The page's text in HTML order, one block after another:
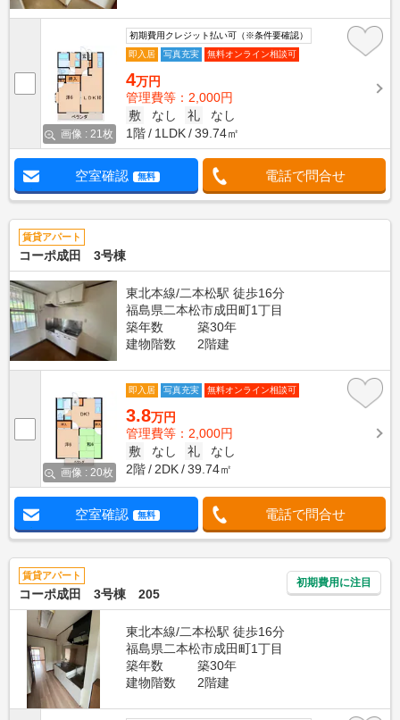
画像 : 21枚
初期費用クレジット払い可（※条件要確認）
即入居
写真充実 無料オンライン相談可
4万円
管理費等：2,000円
敷
なし 礼
なし
1階
1LDK 39.74㎡
空室確認 無料 電話で問合せ
賃貸アパート
コーポ成田 3号棟
東北本線/二本松駅 徒歩16分
福島県二本松市成田町1丁目
築年数
築30年
建物階数
2階建
画像 : 20枚
即入居 写真充実 無料オンライン相談可
3.8万円
管理費等：2,000円
敷
なし 礼
なし
2階
2DK 39.74㎡
空室確認 無料 電話で問合せ
賃貸アパート
コーポ成田 3号棟 205
初期費用に注目
東北本線/二本松駅 徒歩16分
福島県二本松市成田町1丁目
築年数
築30年
建物階数
2階建